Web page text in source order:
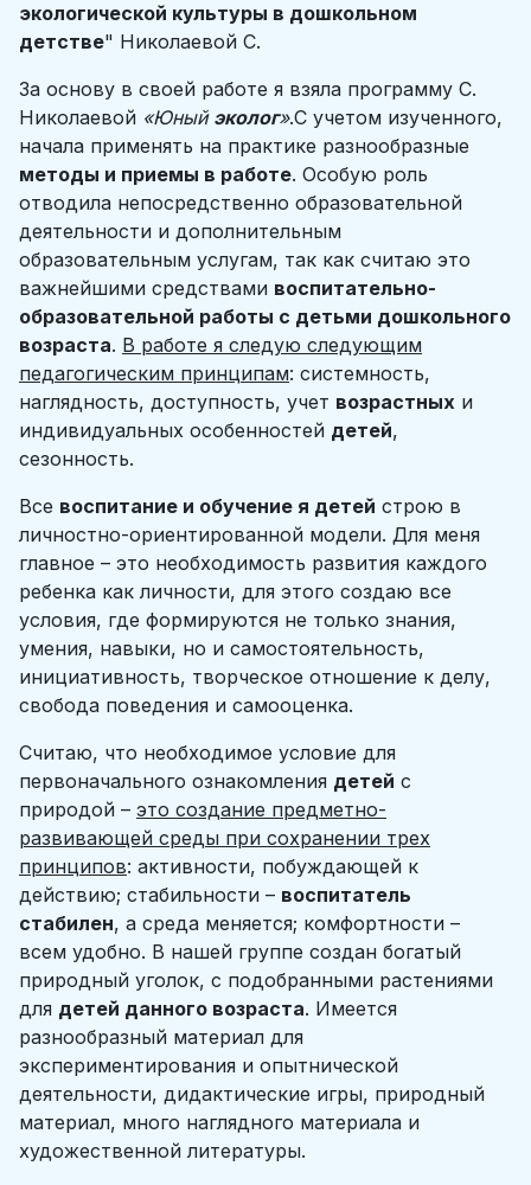
экологической культуры в дошкольном
детстве" Николаевой С.
За основу в своей работе я взяла программу С.
Николаевой «Юный эколог».С учетом изученного,
начала применять на практике разнообразные
методы и приемы в работе. Особую роль
отводила непосредственно образовательной
деятельности и дополнительным
образовательным услугам, так как считаю это
важнейшими средствами воспитательно-
образовательной работы с детьми дошкольного
возраста. В работе я следую следующим
педагогическим принципам: системность,
наглядность, доступность, учет возрастных и
индивидуальных особенностей детей,
сезонность.
Все воспитание и обучение я детей строю в
личностно-ориентированной модели. Для меня
главное – это необходимость развития каждого
ребенка как личности, для этого создаю все
условия, где формируются не только знания,
умения, навыки, но и самостоятельность,
инициативность, творческое отношение к делу,
свобода поведения и самооценка.
Считаю, что необходимое условие для
первоначального ознакомления детей с
природой – это создание предметно-
развивающей среды при сохранении трех
принципов: активности, побуждающей к
действию; стабильности – воспитатель
стабилен, а среда меняется; комфортности –
всем удобно. В нашей группе создан богатый
природный уголок, с подобранными растениями
для детей данного возраста. Имеется
разнообразный материал для
экспериментирования и опытнической
деятельности, дидактические игры, природный
материал, много наглядного материала и
художественной литературы.